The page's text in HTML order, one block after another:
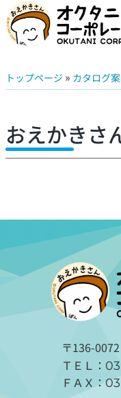
トップページ » カタログ
おえかきさ
〒136-
ＴＥＬ：
ＦＡＸ：